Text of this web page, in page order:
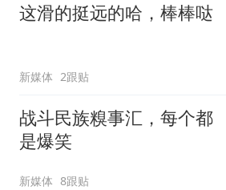
这滑的挺远的哈，棒棒哒
新媒体 2跟贴
战斗民族糗事汇，每个都
是爆笑
新媒体 8跟贴